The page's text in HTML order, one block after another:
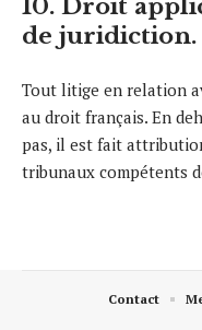
10. Droit
de juridiction.
Tout litige en relation
au droit français. En
pas, il est fait
tribunaux compétents
Contact